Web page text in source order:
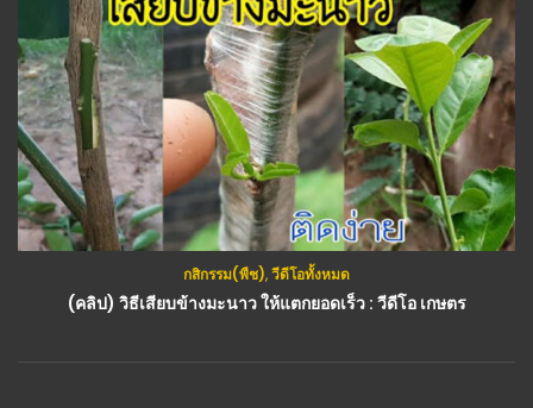
กสิกรรม(พืช),วีดีโอทั้งหมด
(คลิป) วิธีเสียบข้างมะนาว ให้แตกยอดเร็ว : วีดีโอ เกษตร